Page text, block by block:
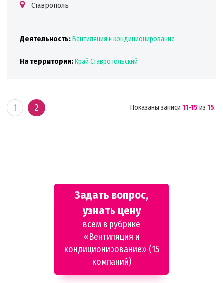
Ставрополь
Деятельность:Вентиляция и кондиционирование
На территории:Край Ставропольский
1 2 Показаны записи 11-15 из 15.
Задать вопрос,
узнать цену
всем в рубрике
«Вентиляция и
кондиционирование» (15
компаний)